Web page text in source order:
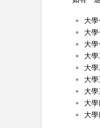
大
大
大
大
大
大
大
大
大